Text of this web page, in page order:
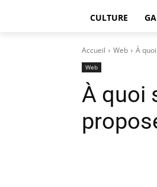
CULTURE
Accueil Web À
Web
À quoi